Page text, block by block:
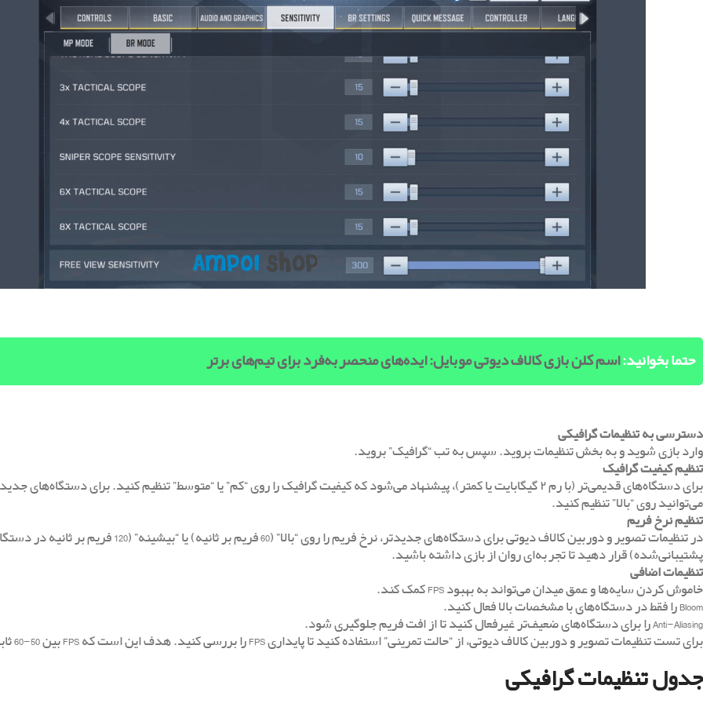
حتما بخوانید:اسم کلن بازی کالاف دیوتی موبایل: ایده‌های منحصربه‌فرد برای تیم‌های برتر
دسترسی به تنظیمات گرافیکی
وارد بازی شوید و به بخش تنظیمات بروید. سپس به تب “گرافیک” بروید.
تنظیم کیفیت گرافیک
برای دستگاه‌های قدیمی‌تر (با رم ۲ گیگابایت یا کمتر)، پیشنهاد می‌شود که کیفیت گرافیک را روی “کم” یا “متوسط” تنظیم کنید. برای دستگاه‌های
می‌توانید روی “بالا” تنظیم کنید.
تنظیم نرخ فریم
در تنظیمات تصویر و دوربین کالاف دیوتی برای دستگاه‌های جدیدتر، نرخ فریم را روی “بالا” (60 فریم بر ثانیه) یا
پشتیبانی‌شده) قرار دهید تا تجربه‌ای روان از بازی داشته باشید.
تنظیمات اضافی
خاموش کردن سایه‌ها و عمق میدان می‌تواند به بهبود FPS کمک کند.
Bloom را فقط در دستگاه‌های با مشخصات بالا فعال کنید.
Anti-Aliasing را برای دستگاه‌های ضعیف‌تر غیرفعال کنید تا از افت فریم جلوگیری شود.
برای تست تنظیمات تصویر و دوربین کالاف دیوتی، از “حالت تمرینی” استفاده کنید تا پایداری FPS را بررسی کنید. هدف این است که FPS بین 50-60 ثابت باشد.
جدول تنظیمات گرافیکی